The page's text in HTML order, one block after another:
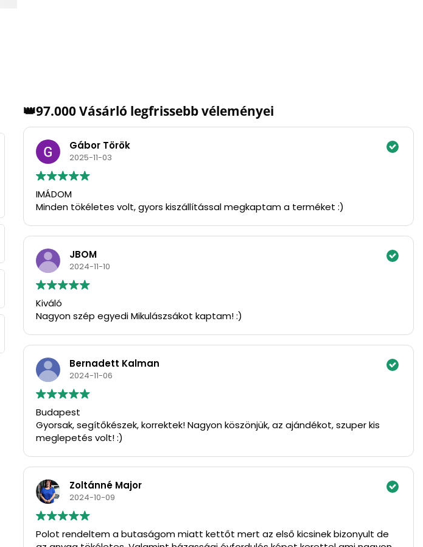
👑97.000 Vásárló legfrissebb véleményei
Gábor Török
2025-11-03
IMÁDOM
Minden tökéletes volt, gyors kiszállítással megkaptam a terméket :)
JBOM
2024-11-10
Kiváló
Nagyon szép egyedi Mikulászsákot kaptam! :)
Bernadett Kalman
2024-11-06
Budapest
Gyorsak, segítőkészek, korrektek! Nagyon köszönjük, az ajándékot, szuper kis
meglepetés volt! :)
Zoltánné Major
2024-10-09
Polot rendeltem a butaságom miatt kettőt mert az első kicsinek bizonyult de